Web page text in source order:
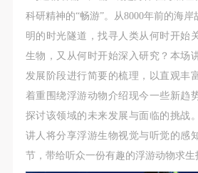
科研精神的“畅游”。从8000年前的海
明的时光隧道，找寻人类从何时开始
生物，又从何时开始深入研究？本场
发展阶段进行简要的梳理，以直观丰
着重围绕浮游动物介绍现今一些新趋
探讨该领域的未来发展与面临的挑战
讲人将分享浮游生物视觉与听觉的感
节，带给听众一份有趣的浮游动物求生